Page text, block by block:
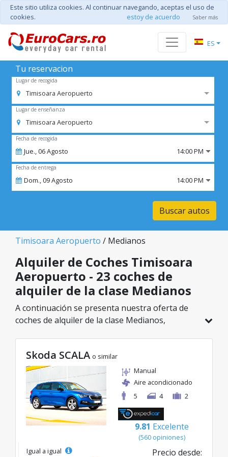
Este sitio utiliza cookies. Al continuar navegando, aceptas el uso de
cookies.
estoy de acuerdo Saber más
ES
Tu reservacion
Lugar de recogida
Timisoara Aeropuerto
Lugar de enseñanza
Timisoara Aeropuerto
Fecha de recogida
Jue.,06Agosto 14:00 PM
Fecha de entrega
Dom.,09Agosto 14:00 PM
Buscar autos
Timisoara Aeropuerto / Medianos
Alquiler de Coches Timisoara
Aeropuerto - 23 coches de
alquiler de la clase Medianos
A continuación se presenta nuestra oferta de
coches de alquiler de la clase Medianos,
el modelo ideal de la categoría seleccionada, con
tarifas excelentes desde solo 25€/día.
Skoda SCALA o similar
Manual
Aire acondicionado
5
4 2
9.81 Excelente
(560 opiniones)
Igual a igual
Precio desde: